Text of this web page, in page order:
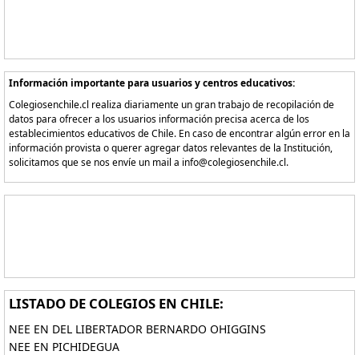
Información importante para usuarios y centros educativos:
Colegiosenchile.cl realiza diariamente un gran trabajo de recopilación de
datos para ofrecer a los usuarios información precisa acerca de los
establecimientos educativos de Chile. En caso de encontrar algún error en la
información provista o querer agregar datos relevantes de la Institución,
solicitamos que se nos envíe un mail a info@colegiosenchile.cl.
LISTADO DE COLEGIOS EN CHILE:
NEE EN DEL LIBERTADOR BERNARDO OHIGGINS
NEE EN PICHIDEGUA